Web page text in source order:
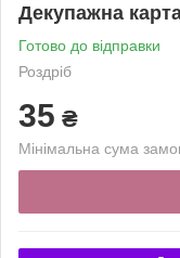
Декупажна
Готово до відправки
Роздріб
35 ₴
Мінімальна сума